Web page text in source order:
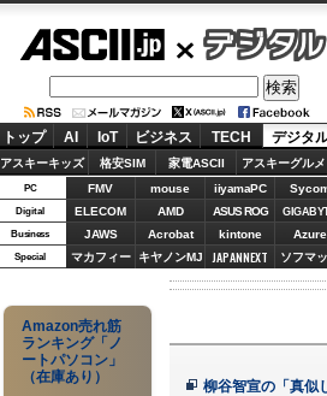
デジタル
トップ AI IoT ビジネス TECH デジタ
アスキーキッズ 格安SIM 家電ASCII アスキーグルメ
PC FMV mouse iiyamaPC
Digital ELECOM AMD ASUS ROG
Business JAWS Acrobat kintone Azure
Special マカフィー キヤノンMJ JAPANNEXT ソフマ
柳谷智宣の「真似
Amazon売れ筋
ランキング「ノ
ートパソコン」
（在庫あり）